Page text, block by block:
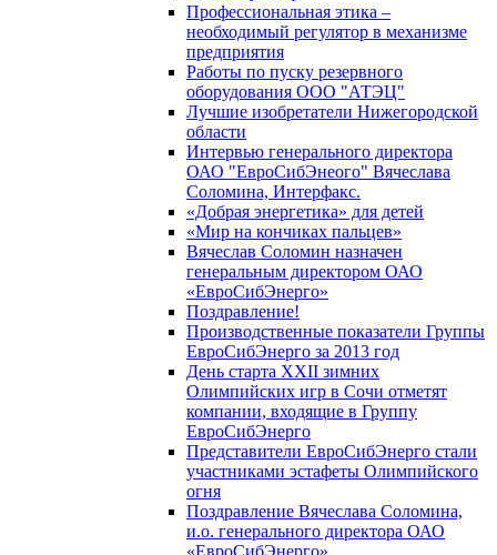
Профессиональная этика –
необходимый регулятор в механизме
предприятия
Работы по пуску резервного
оборудования ООО "АТЭЦ"
Лучшие изобретатели Нижегородской
области
Интервью генерального директора
ОАО "ЕвроСибЭнеого" Вячеслава
Соломина, Интерфакс.
«Добрая энергетика» для детей
«Мир на кончиках пальцев»
Вячеслав Соломин назначен
генеральным директором ОАО
«ЕвроСибЭнерго»
Поздравление!
Производственные показатели Группы
ЕвроСибЭнерго за 2013 год
День старта XXII зимних
Олимпийских игр в Сочи отметят
компании, входящие в Группу
ЕвроСибЭнерго
Представители ЕвроСибЭнерго стали
участниками эстафеты Олимпийского
огня
Поздравление Вячеслава Соломина,
и.о. генерального директора ОАО